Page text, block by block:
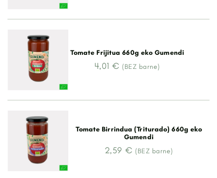
Tomate Frijitua 660g eko Gumendi
4,01 €(BEZ barne)
Tomate Birrindua (Triturado) 660g eko
Gumendi
2,59 €(BEZ barne)